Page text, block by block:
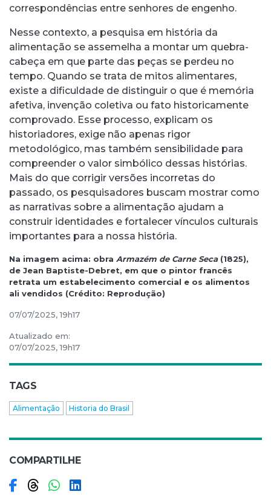
correspondências entre senhores de engenho.
Nesse contexto, a pesquisa em história da
alimentação se assemelha a montar um quebra-
cabeça em que parte das peças se perdeu no
tempo. Quando se trata de mitos alimentares,
existe a dificuldade de distinguir o que é memória
afetiva, invenção coletiva ou fato historicamente
comprovado. Esse processo, explicam os
historiadores, exige não apenas rigor
metodológico, mas também sensibilidade para
compreender o valor simbólico dessas histórias.
Mais do que corrigir versões incorretas do
passado, os pesquisadores buscam mostrar como
as narrativas sobre a alimentação ajudam a
construir identidades e fortalecer vínculos culturais
importantes para a nossa história.
Na imagem acima: obra Armazém de Carne Seca(1825),
de Jean Baptiste-Debret, em que o pintor francês
retrata um estabelecimento comercial e os alimentos
ali vendidos (Crédito: Reprodução)
07/07/2025, 19h17
Atualizado em:
07/07/2025, 19h17
TAGS
Alimentação Historia do Brasil
COMPARTILHE
Compartilhar no Facebook
Compartilhar no Threads
Compartilhar no WhatsApp
Compartilhar no LinkedIn